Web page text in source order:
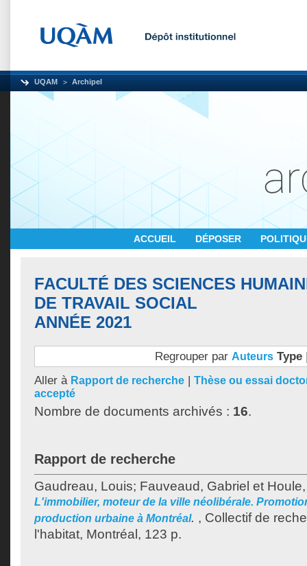
UQAM Archipel
ACCUEIL DÉPOSER
FACULTÉ DES SCIENCES
DE TRAVAIL SOCIAL
ANNÉE 2021
Regrouper par Auteurs Type
Aller à Rapport de recherche | Thèse ou essai
accepté
Nombre de documents archivés : 16.
Rapport de recherche
Gaudreau, Louis; Fauveaud, Gabriel et
L'immobilier, moteur de la ville néolibérale.
production urbaine à Montréal. , Collectif de
l'habitat, Montréal, 123 p.